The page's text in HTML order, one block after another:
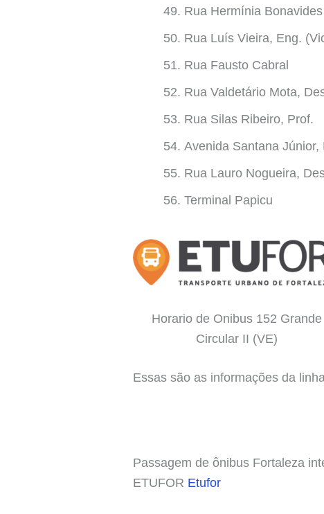
Rua Hermínia Bonavides
Rua Luís Vieira, Eng.
Rua Fausto Cabral
Rua Valdetário Mota,
Rua Silas Ribeiro, Prof.
Avenida Santana Júnior,
Rua Lauro Nogueira,
Terminal Papicu
Horario de Onibus 152 Grande
Circular II (VE)
Essas são as informações da
Passagem de ônibus Fortaleza
ETUFOR Etufor